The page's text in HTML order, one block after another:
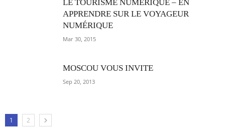
LE TOURISME NUMÉRIQUE – EN
APPRENDRE SUR LE VOYAGEUR
NUMÉRIQUE
Mar 30, 2015
MOSCOU VOUS INVITE
Sep 20, 2013
1 2